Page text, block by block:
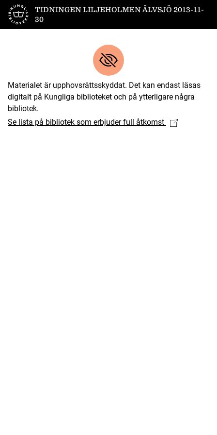
Till startsidanTIDNINGEN LILJEHOLMEN ÄLVSJÖ 2013-11-
30
Materialet är upphovsrättsskyddat. Det kan endast läsas
digitalt på Kungliga biblioteket och på ytterligare några
bibliotek.
Se lista på bibliotek som erbjuder full åtkomst